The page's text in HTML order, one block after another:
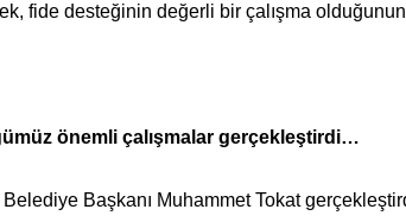
fide desteğinin değerli bir çalışma olduğunun
önemli çalışmalar gerçekleştirdi…
Başkanı Muhammet Tokat